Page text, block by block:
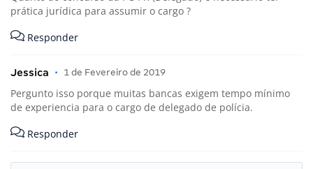
prática jurídica para assumir o cargo ?
Responder
Jessica • 1 de Fevereiro de 2019
Pergunto isso porque muitas bancas exigem tempo mínimo
de experiencia para o cargo de delegado de polícia.
Responder